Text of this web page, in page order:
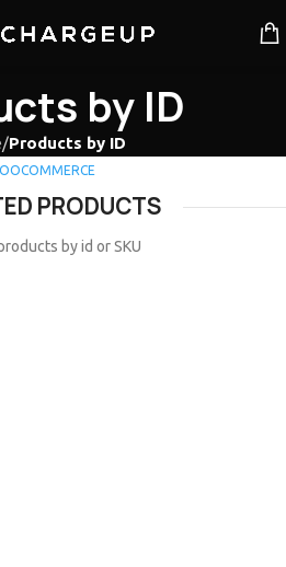
by ID
/Products by ID
PRODUCTS
by id or SKU